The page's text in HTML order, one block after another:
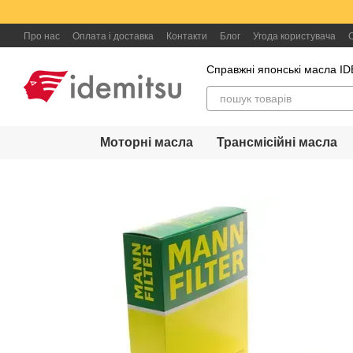
Про нас Оплата і доставка Контакти Блог Угода користувача
Справжні японські масла
Моторні масла Трансмісійні масла